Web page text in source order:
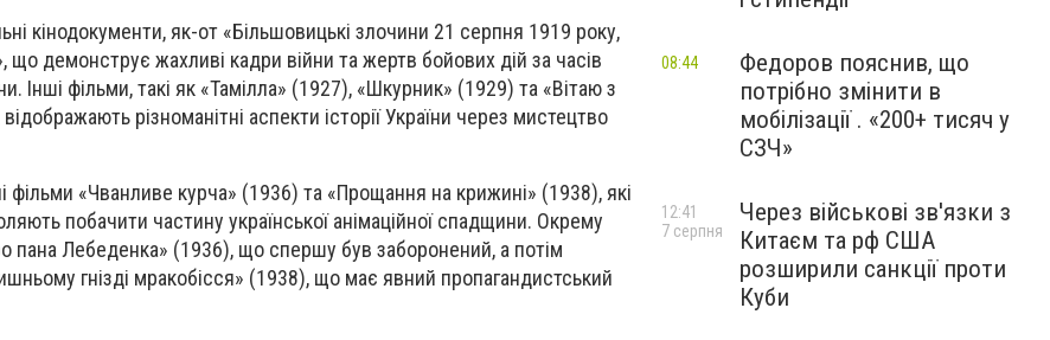
кінодокументи, як-от «Більшовицькі злочини 21 серпня 1919 року,
що демонструє жахливі кадри війни та жертв бойових дій за часів
Інші фільми, такі як «Тамілла» (1927), «Шкурник» (1929) та «Вітаю з
різноманітні аспекти історії України через мистецтво
фільми «Чванливе курча» (1936) та «Прощання на крижині» (1938), які
побачити частину української анімаційної спадщини. Окрему
пана Лебеденка» (1936), що спершу був заборонений, а потім
гнізді мракобісся» (1938), що має явний пропагандистський
Федоров пояснив, що
потрібно змінити в
мобілізації . «200+ тисяч у
СЗЧ»
08:44
Через військові зв'язки з
Китаєм та рф США
розширили санкції проти
Куби
12:41
7 серпня